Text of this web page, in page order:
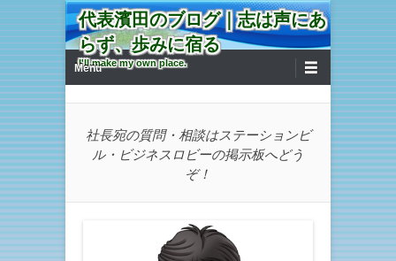
代表濱田のブログ｜志は声にあ
らず、歩みに宿る
I'll make my own place.
第1メニュー
コンテンツへ移動
Menu
社長宛の質問・相談はステーションビ
ル・ビジネスロビーの掲示板へどう
ぞ！